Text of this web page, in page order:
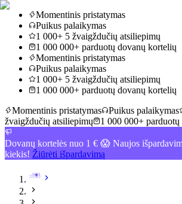
Momentinis pristatymas
Puikus palaikymas
1 000+ 5 žvaigždučių atsiliepimų
1 000 000+ parduotų dovanų kortelių
Momentinis pristatymas
Puikus palaikymas
1 000+ 5 žvaigždučių atsiliepimų
1 000 000+ parduotų dovanų kortelių
Momentinis pristatymas
Puikus palaikymas
žvaigždučių atsiliepimų
1 000 000+
Dovanų kortelės nuo 1 € 😱 Naujos
kiekis! Žiūrėti išpardavimą